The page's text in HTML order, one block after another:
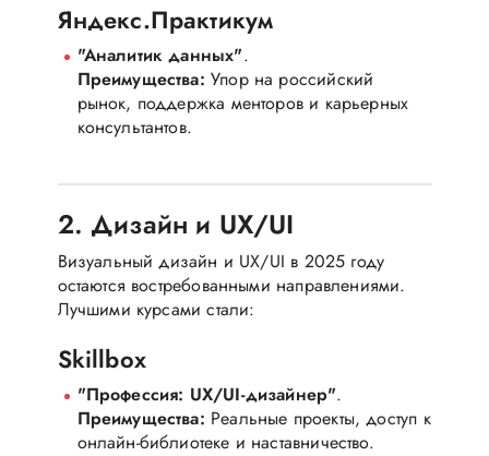
Яндекс.Практикум
"Аналитик данных".
Преимущества: Упор на российский
рынок, поддержка менторов и карьерных
консультантов.
2. Дизайн и UX/UI
Визуальный дизайн и UX/UI в 2025 году
остаются востребованными направлениями.
Лучшими курсами стали:
Skillbox
"Профессия: UX/UI-дизайнер".
Преимущества: Реальные проекты, доступ к
онлайн-библиотеке и наставничество.